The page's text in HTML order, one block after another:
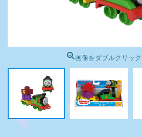
画像をダブルクリッ